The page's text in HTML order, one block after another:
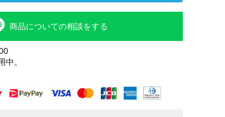
商品についての相談をする
。